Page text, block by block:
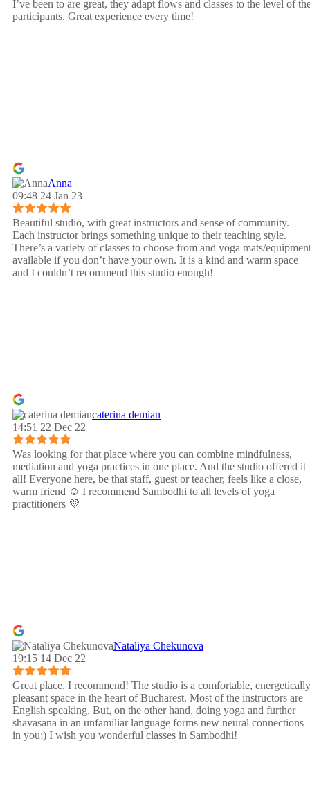
I’ve been to are great, they adapt flows and classes to the level of
participants. Great experience every time!
Anna
09:48 24 Jan 23
Beautiful studio, with great instructors and sense of community.
Each instructor brings something unique to their teaching style.
There’s a variety of classes to choose from and yoga mats/
available if you don’t have your own. It is a kind and warm space
and I couldn’t recommend this studio enough!
caterina demian
14:51 22 Dec 22
Was looking for that place where you can combine mindfulness,
mediation and yoga practices in one place. And the studio offered it
all! Everyone here, be that staff, guest or teacher, feels like a close,
warm friend ☺️ I recommend Sambodhi to all levels of yoga
practitioners 💜
Nataliya Chekunova
19:15 14 Dec 22
Great place, I recommend! The studio is a comfortable, energetically
pleasant space in the heart of Bucharest. Most of the instructors are
English speaking. But, on the other hand, doing yoga and further
shavasana in an unfamiliar language forms new neural connections
in you;) I wish you wonderful classes in Sambodhi!